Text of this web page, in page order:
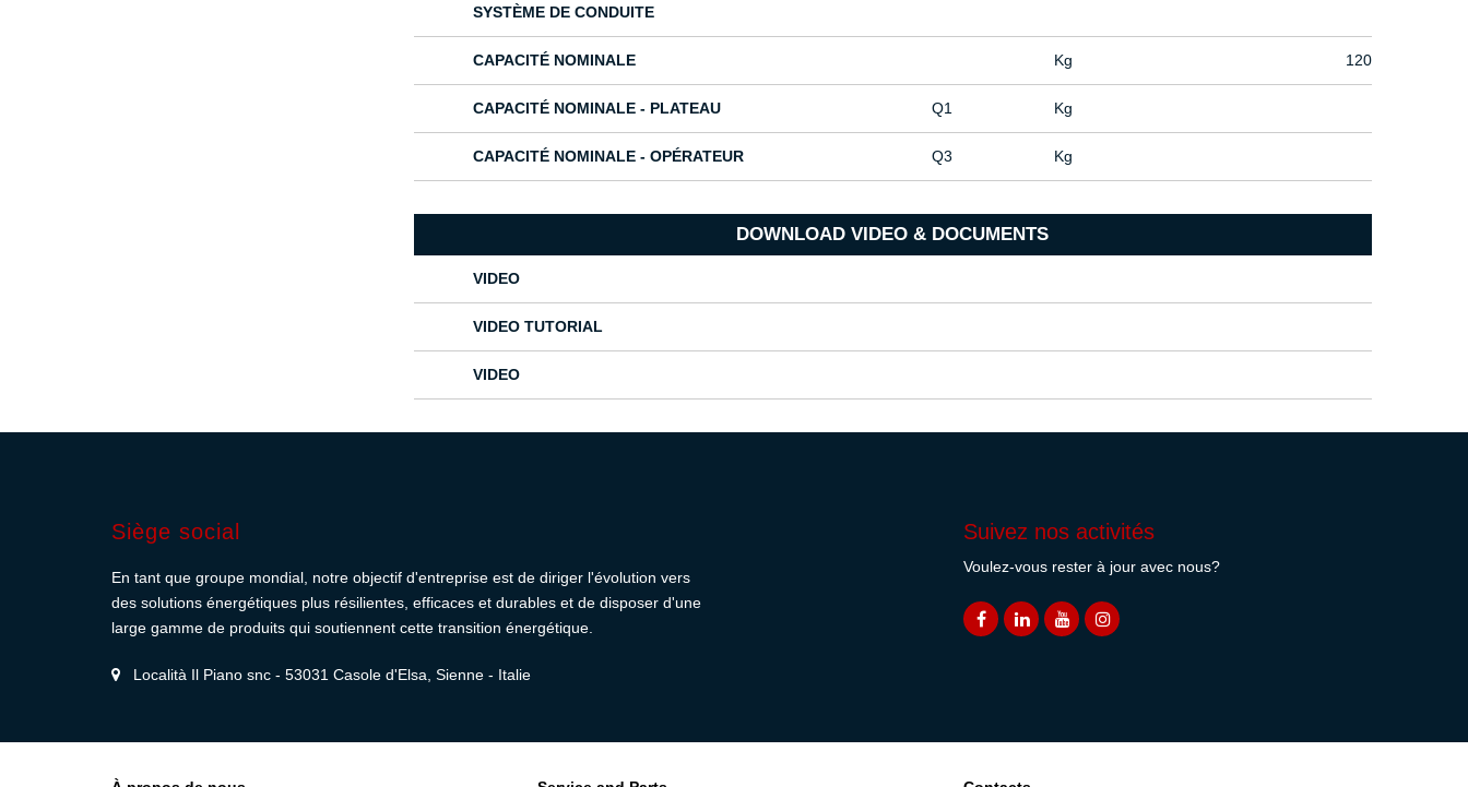
SYSTÈME DE CONDUITE
CAPACITÉ NOMINALE Kg 120
CAPACITÉ NOMINALE - PLATEAU Q1 Kg
CAPACITÉ NOMINALE - OPÉRATEUR Q3 Kg
DOWNLOAD VIDEO & DOCUMENTS
VIDEO
VIDEO TUTORIAL
VIDEO
Siège social
En tant que groupe mondial, notre objectif d'entreprise est de diriger l'évolution vers
des solutions énergétiques plus résilientes, efficaces et durables et de disposer d'une
large gamme de produits qui soutiennent cette transition énergétique.
Località Il Piano snc - 53031 Casole d'Elsa, Sienne - Italie
Suivez nos activités
Voulez-vous rester à jour avec nous?